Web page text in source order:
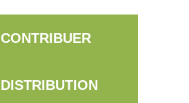
CONTRIBUER
DISTRIBUTION